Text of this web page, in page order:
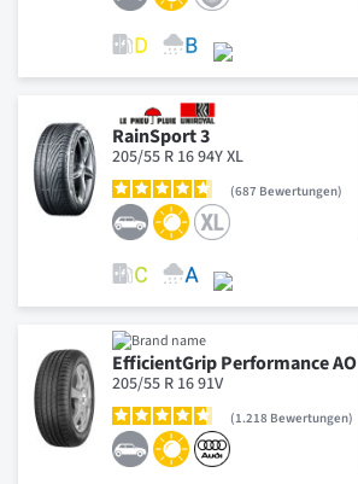
RainSport 3
205/55 R 16 94Y XL
687 Bewertungen
EfficientGrip Performance AO
205/55 R 16 91V
1.218 Bewertungen